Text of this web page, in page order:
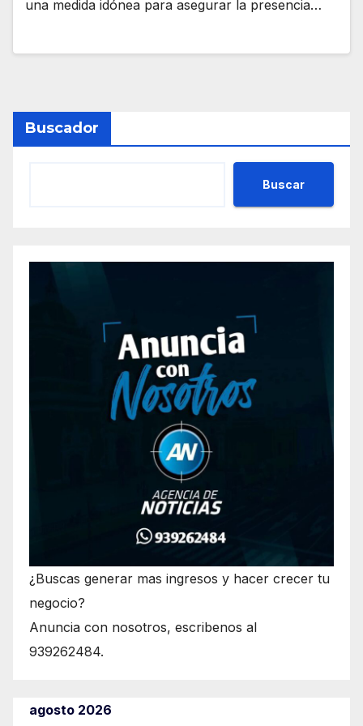
una medida idónea para asegurar la presencia…
Buscador
Buscar
¿Buscas generar mas ingresos y hacer crecer tu
negocio?
Anuncia con nosotros, escribenos al
939262484.
agosto 2026